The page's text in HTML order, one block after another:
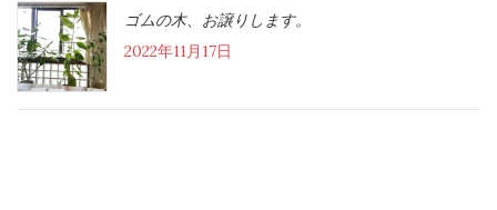
ゴムの木、お譲りします。
2022年11月17日